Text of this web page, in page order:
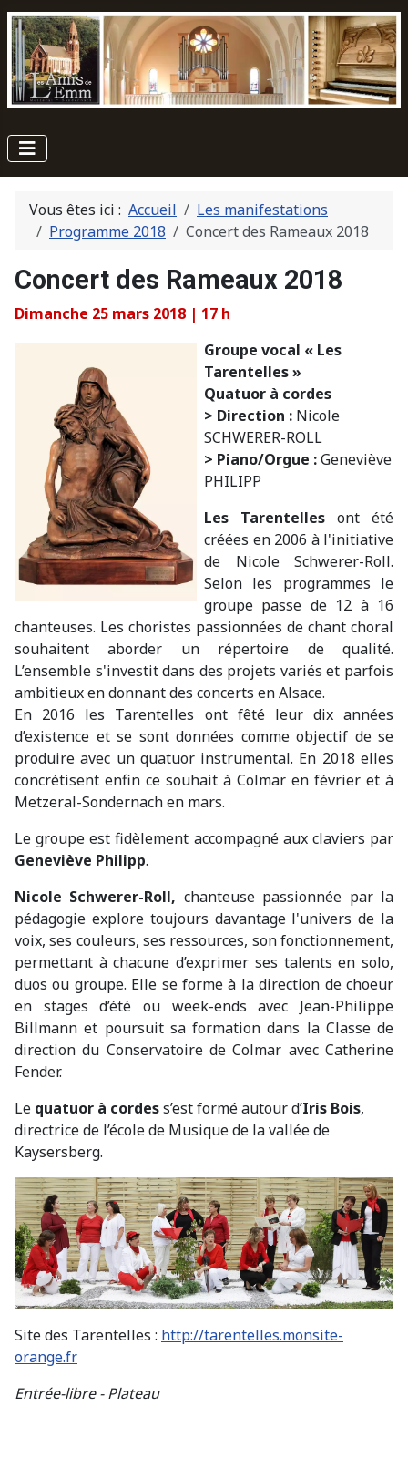
Vous êtes ici : Accueil
Les manifestations
Programme 2018
Concert des Rameaux 2018
Concert des Rameaux 2018
Dimanche 25 mars 2018 | 17 h
Groupe vocal « Les
Tarentelles »
Quatuor à cordes
> Direction : Nicole
SCHWERER-ROLL
> Piano/Orgue :Geneviève
PHILIPP
Les Tarentelles ont été
créées en 2006 à l'initiative
de Nicole Schwerer-Roll.
Selon les programmes le
groupe passe de 12 à 16
chanteuses. Les choristes passionnées de chant choral
souhaitent aborder un répertoire de qualité.
L’ensemble s'investit dans des projets variés et parfois
ambitieux en donnant des concerts en Alsace.
En 2016 les Tarentelles ont fêté leur dix années
d’existence et se sont données comme objectif de se
produire avec un quatuor instrumental. En 2018 elles
concrétisent enfin ce souhait à Colmar en février et à
Metzeral-Sondernach en mars.
Le groupe est fidèlement accompagné aux claviers par
Geneviève Philipp.
Nicole Schwerer-Roll, chanteuse passionnée par la
pédagogie explore toujours davantage l'univers de la
voix, ses couleurs, ses ressources, son fonctionnement,
permettant à chacune d’exprimer ses talents en solo,
duos ou groupe. Elle se forme à la direction de choeur
en stages d’été ou week-ends avec Jean-Philippe
Billmann et poursuit sa formation dans la Classe de
direction du Conservatoire de Colmar avec Catherine
Fender.
Le quatuor à cordess’est formé autour d’Iris Bois,
directrice de l’école de Musique de la vallée de
Kaysersberg.
Site des Tarentelles : http://tarentelles.monsite-
orange.fr
Entrée-libre - Plateau